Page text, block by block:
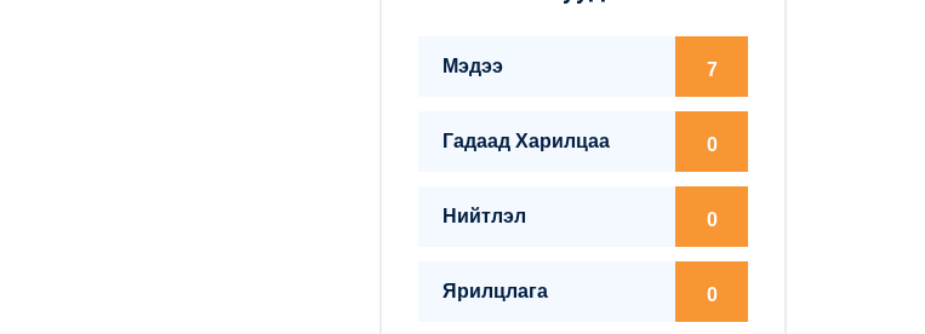
Мэдээ 7
Гадаад Харилцаа 0
Нийтлэл 0
Ярилцлага 0